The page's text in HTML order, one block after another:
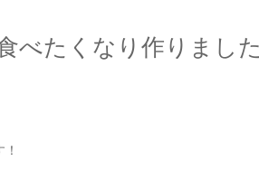
べたくなり作りまし